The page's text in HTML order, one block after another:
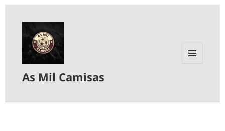
As Mil Camisas